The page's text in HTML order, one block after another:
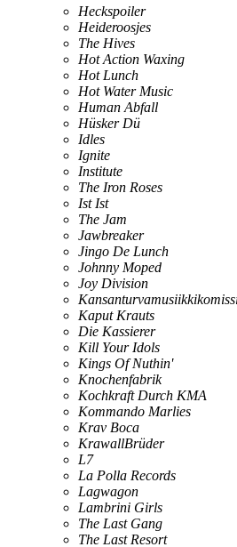
Heckspoiler
Heideroosjes
The Hives
Hot Action Waxing
Hot Lunch
Hot Water Music
Human Abfall
Hüsker Dü
Idles
Ignite
Institute
The Iron Roses
Ist Ist
The Jam
Jawbreaker
Jingo De Lunch
Johnny Moped
Joy Division
Kaput Krauts
Die Kassierer
Kill Your Idols
Kings Of Nuthin'
Knochenfabrik
Kochkraft Durch KMA
Kommando Marlies
Krav Boca
KrawallBrüder
L7
La Polla Records
Lagwagon
Lambrini Girls
The Last Gang
The Last Resort